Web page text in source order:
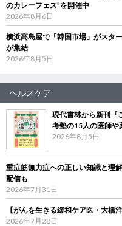
のカレーフェス”を開催中
2026年8月6日
横浜高島屋で「韓国市場」がスタ
が集結
2026年8月5日
ヘルスケア
現代書林から新刊
考塾の15人の医師や
2026年8月5日
重症筋無力症への正しい知識と理
配信も
2026年7月31日
【がんを生きる緩和ケア医・大橋
2026年7月28日